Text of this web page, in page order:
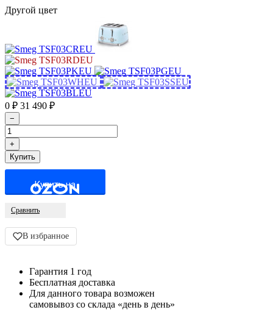
Другой цвет
0 ₽ 31 490 ₽
Купить на
Сравнить
В избранное
Гарантия 1 год
Бесплатная доставка
Для данного товара возможен
самовывоз со склада «день в день»